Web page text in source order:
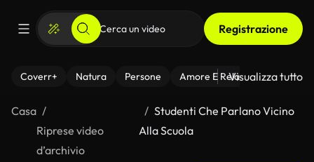
Registrazione
Coverr+ Natura Persone Amore E Relazioni Il
Visualizza tutto
Casa
Riprese video
d’archivio
Studenti Che Parlano Vicino
Alla Scuola